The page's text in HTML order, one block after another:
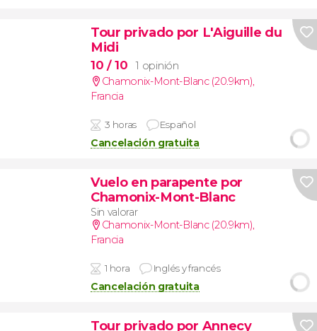
Tour privado por L'Aiguille du
Midi
10 / 10
1 opinión
Chamonix-Mont-Blanc (20.9km),
Francia
3 horas Español
Cancelación gratuita
Vuelo en parapente por
Chamonix-Mont-Blanc
Sin valorar
Chamonix-Mont-Blanc (20.9km),
Francia
1 hora Inglés y francés
Cancelación gratuita
Tour privado por Annecy